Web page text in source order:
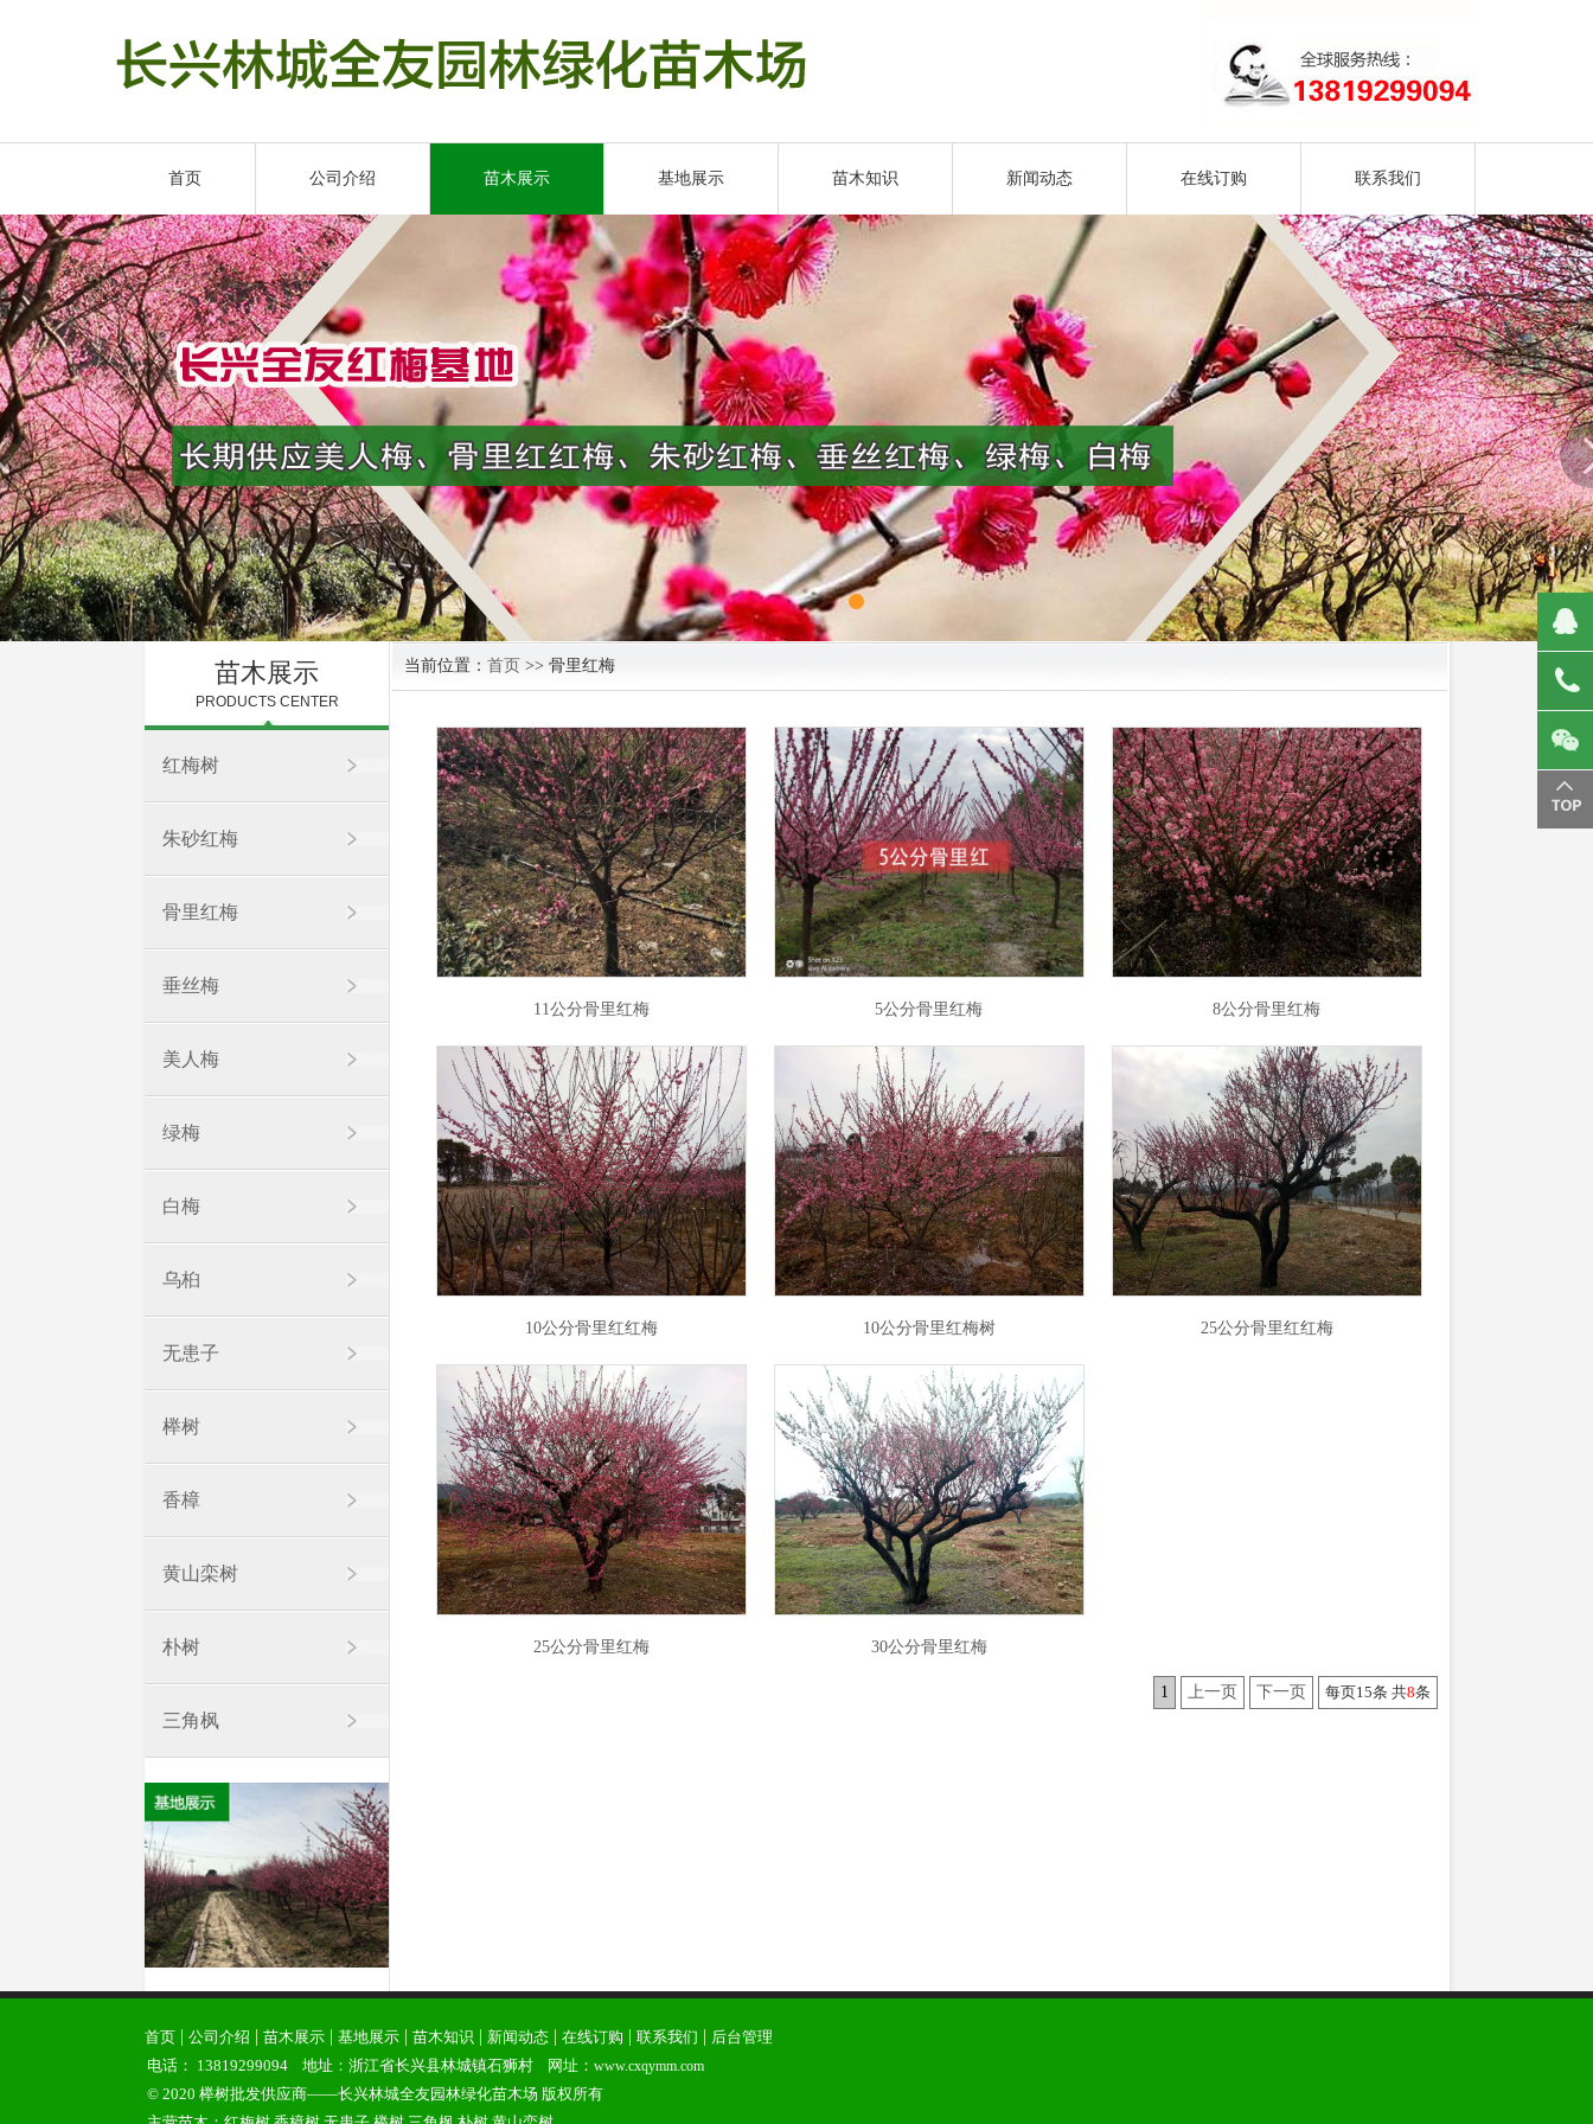
首页 公司介绍 苗木展示 基地展示 苗木知识 新闻动态 在线订购 联系我们
苗木展示
PRODUCTS CENTER
红梅树
朱砂红梅
骨里红梅
垂丝梅
美人梅
绿梅
白梅
乌桕
无患子
榉树
香樟
黄山栾树
朴树
三角枫
当前位置： 首页 >> 骨里红梅
11公分骨里红梅 5公分骨里红梅 8公分骨里红梅
10公分骨里红红梅 10公分骨里红梅树 25公分骨里红红梅
25公分骨里红梅 30公分骨里红梅
1 上一页 下一页 每页15条 共8条
首页 | 公司介绍 | 苗木展示 | 基地展示 | 苗木知识 | 新闻动态 | 在线订购 | 联系我们 | 后台管理
电话： 13819299094 地址：浙江省长兴县林城镇石狮村 网址： www.cxqymm.com
© 2020 榉树批发供应商——长兴林城全友园林绿化苗木场 版权所有